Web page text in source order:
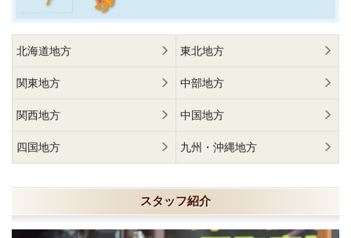
北海道地方 東北地方
関東地方 中部地方
関西地方 中国地方
四国地方 九州・沖縄地方
スタッフ紹介